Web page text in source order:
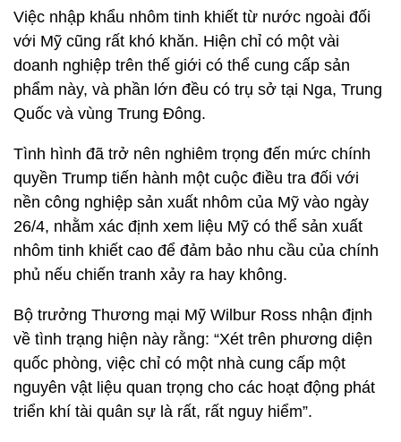
Việc nhập khẩu nhôm tinh khiết từ nước ngoài đối
với Mỹ cũng rất khó khăn. Hiện chỉ có một vài
doanh nghiệp trên thế giới có thể cung cấp sản
phẩm này, và phần lớn đều có trụ sở tại Nga, Trung
Quốc và vùng Trung Đông.
Tình hình đã trở nên nghiêm trọng đến mức chính
quyền Trump tiến hành một cuộc điều tra đối với
nền công nghiệp sản xuất nhôm của Mỹ vào ngày
26/4, nhằm xác định xem liệu Mỹ có thể sản xuất
nhôm tinh khiết cao để đảm bảo nhu cầu của chính
phủ nếu chiến tranh xảy ra hay không.
Bộ trưởng Thương mại Mỹ Wilbur Ross nhận định
về tình trạng hiện này rằng: “Xét trên phương diện
quốc phòng, việc chỉ có một nhà cung cấp một
nguyên vật liệu quan trọng cho các hoạt động phát
triển khí tài quân sự là rất, rất nguy hiểm”.